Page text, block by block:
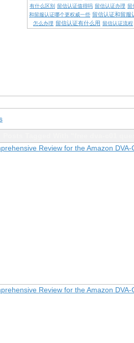
有什么区别 留信认证值得吗 留信认证办理 留
和留服认证哪个更权威一些 留信认证和留服
怎么办理 留信认证有什么用 留信认证流程
Review for the Amazon DVA-
Review for the Amazon DVA-